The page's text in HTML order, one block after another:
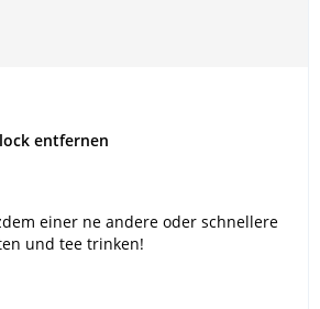
entfernen
einer ne andere oder schnellere
und tee trinken!